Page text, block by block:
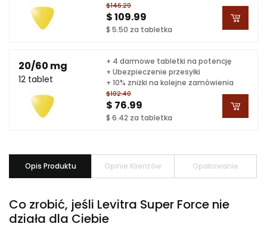
$146.29
$ 109.99
$ 5.50 za tabletka
20/60 mg
12 tablet
$102.40
$ 76.99
$ 6.42 za tabletka
+ 4 darmowe tabletki na potencję
+ Ubezpieczenie przesyłki
+ 10% zniżki na kolejne zamówienia
Opis Produktu Opinie Klientów Opakowanie
Co zrobić, jeśli Levitra Super Force nie
działa dla Ciebie